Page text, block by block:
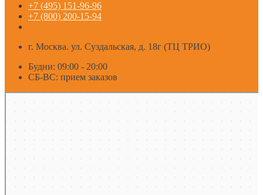
+7 (495) 151-96-96
+7 (800) 200-15-94
г. Москва. ул. Суздальская, д. 18г (ТЦ ТРИО)
Будни: 09:00 - 20:00
СБ-ВС: прием заказов